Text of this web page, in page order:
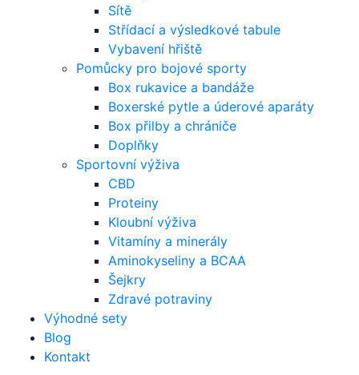
Sítě
Střídací a výsledkové tabule
Vybavení hřiště
Pomůcky pro bojové sporty
Box rukavice a bandáže
Boxerské pytle a úderové aparáty
Box přilby a chrániče
Doplňky
Sportovní výživa
CBD
Proteiny
Kloubní výživa
Vitamíny a minerály
Aminokyseliny a BCAA
Šejkry
Zdravé potraviny
Výhodné sety
Blog
Kontakt